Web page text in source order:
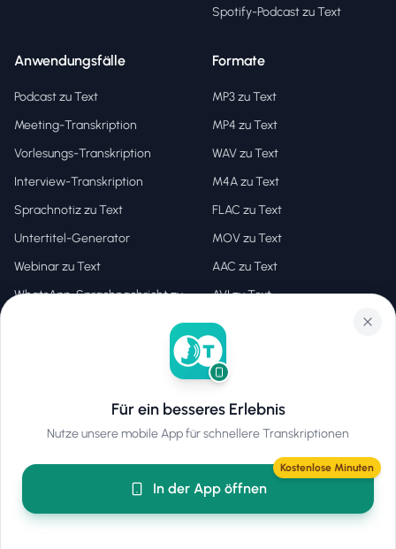
Spotify-Podcast zu Text
Anwendungsfälle
Podcast zu Text
Meeting-Transkription
Vorlesungs-Transkription
Interview-Transkription
Sprachnotiz zu Text
Untertitel-Generator
Webinar zu Text
WhatsApp-Sprachnachricht zu
Formate
MP3 zu Text
MP4 zu Text
WAV zu Text
M4A zu Text
FLAC zu Text
MOV zu Text
AAC zu Text
AVI zu Text
MKV zu Text
OGG zu Text
WEBM zu Text
YouTube-Download
Lösungen Funktionen
Für ein besseres Erlebnis
Nutze unsere mobile App für schnellere Transkriptionen
In der App öffnen
Kostenlose Minuten